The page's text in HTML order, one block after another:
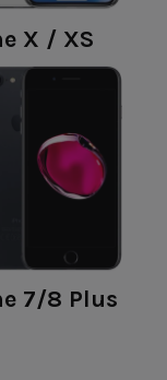
X / XS
7/8 Plus